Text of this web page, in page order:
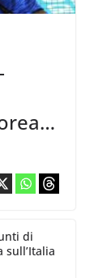
di
sull’Italia